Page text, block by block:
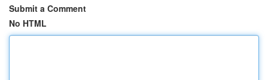
Submit a Comment
No HTML